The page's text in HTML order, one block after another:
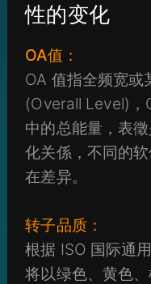
性的变化
OA值：
OA 值指全频宽或
(Overall Level)，
中的总能量，表
化关係，不同的
在差异。
转子品质：
根据 ISO 国际通
将以绿色、黄色、